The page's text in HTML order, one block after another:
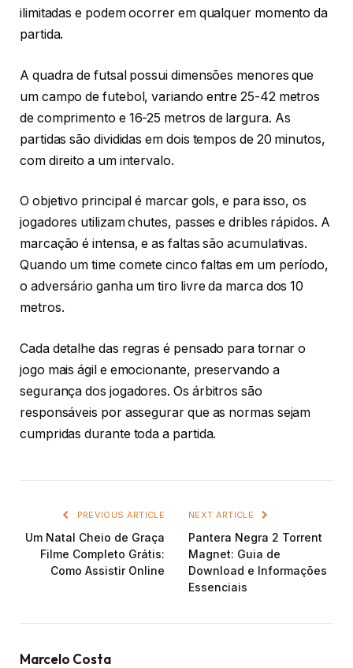
ilimitadas e podem ocorrer em qualquer momento da
partida.
A quadra de futsal possui dimensões menores que
um campo de futebol, variando entre 25-42 metros
de comprimento e 16-25 metros de largura. As
partidas são divididas em dois tempos de 20 minutos,
com direito a um intervalo.
O objetivo principal é marcar gols, e para isso, os
jogadores utilizam chutes, passes e dribles rápidos. A
marcação é intensa, e as faltas são acumulativas.
Quando um time comete cinco faltas em um período,
o adversário ganha um tiro livre da marca dos 10
metros.
Cada detalhe das regras é pensado para tornar o
jogo mais ágil e emocionante, preservando a
segurança dos jogadores. Os árbitros são
responsáveis por assegurar que as normas sejam
cumpridas durante toda a partida.
PREVIOUS ARTICLE
Um Natal Cheio de Graça
Filme Completo Grátis:
Como Assistir Online
NEXT ARTICLE
Pantera Negra 2 Torrent
Magnet: Guia de
Download e Informações
Essenciais
Marcelo Costa